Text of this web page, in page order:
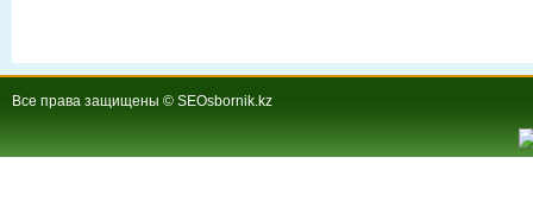
Все права защищены © SEOsbornik.kz